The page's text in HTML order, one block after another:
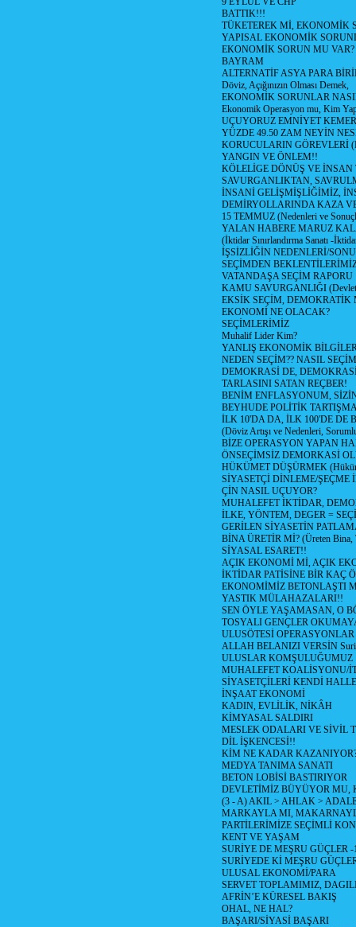
BATTIK!!!
TÜKETEREK Mİ, EKONOMİK
YAPISAL EKONOMİK
EKONOMİK SORUN MU VAR?
BAYRAM
ALTERNATİF ASYA PARA
Döviz, Açığınızın Olması Demek,
EKONOMİK SORUNLAR
Ekonomik Operasyon mu, Kim
UÇUYORUZ EMNİYET
YÜZDE 49.50 ZAM NEYİN
KORUCULARIN GÖREVLERİ
YANGIN VE ÖNLEM!!
KÖLELİGE DÖNÜŞ VE İNSAN
SAVURGANLIKTAN,
İNSANİ GELİŞMİŞLİĞİMİZ,
DEMİRYOLLARINDA KAZA
15 TEMMUZ (Nedenleri ve
YALAN HABERE MARUZ
(İktidar Sınırlandırma Sanatı -
İŞSİZLİĞİN NEDENLERİ/
SEÇİMDEN
VATANDAŞA SEÇİM RAPORU
KAMU SAVURGANLIĞI (Devlet
EKSİK SEÇİM, DEMOKRATİK
EKONOMİ NE OLACAK?
SEÇİMLERİMİZ
Muhalif Lider Kim?
YANLIŞ EKONOMİK
NEDEN SEÇİM?? NASIL
DEMOKRASİ DE,
TARLASINI SATAN REÇBER!
BENİM ENFLASYONUM,
BEYHUDE POLİTİK
İLK 10'DA DA, İLK 100'DE DE
(Döviz Artışı ve Nedenleri,
BİZE OPERASYON YAPAN
ÖNSEÇİMSİZ DEMORKASİ
HÜKÜMET DÜŞÜRMEK
SİYASETÇİ DİNLEME/ŞEÇME
ÇİN NASIL UÇUYOR?
MUHALEFET İKTİDAR,
İLKE, YÖNTEM, DEGER =
GERİLEN SİYASETİN
BİNA ÜRETİR Mİ? (Üreten Bina,
SİYASAL ESARET!!
AÇIK EKONOMİ Mİ, AÇIK
İKTİDAR PATİSİNE BİR KAÇ
EKONOMİMİZ BETONLAŞTI
YASTIK MÜLAHAZALARI!!
SEN ÖYLE YAŞAMASAN, O
TOSYALI GENÇLER
ULUSÖTESİ OPERASYONLAR
ALLAH BELANIZI VERSİN
ULUSLAR KOMŞULUĞUMUZ
MUHALEFET KOALİSYONU/
SİYASETÇİLERİ KENDİ
İNŞAAT EKONOMİ
KADIN, EVLİLİK, NİKÂH
KİMYASAL SALDIRI
MESLEK ODALARI VE SİVİL
DİL İŞKENCESİ!!
KİM NE KADAR
MEDYA TANIMA SANATI
BETON LOBİSİ BASTIRIYOR
DEVLETİMİZ BÜYÜYOR MU,
(3 - A) AKIL > AHLAK >
MARKAYLA MI,
PARTİLERİMİZE SEÇİMLİ
KENT VE YAŞAM
SURİYE DE MEŞRU GÜÇLER -
SURİYEDE Kİ MEŞRU
ULUSAL EKONOMİ/PARA
SERVET TOPLAMIMIZ,
AFRİN’E KÜRESEL BAKIŞ
OHAL, NE HAL?
BAŞARI/SİYASİ BAŞARI